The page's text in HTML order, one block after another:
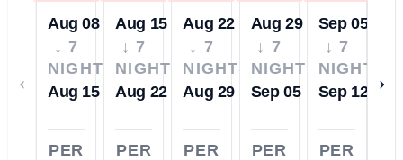
‹
Aug 08
↓ 7
NIGHTS
Aug 15
PER
Aug 15
↓ 7
NIGHTS
Aug 22
PER
Aug 22
↓ 7
NIGHTS
Aug 29
PER
Aug 29
↓ 7
NIGHTS
Sep 05
PER
Sep 05
↓ 7
NIGHTS
Sep 12
PER
›